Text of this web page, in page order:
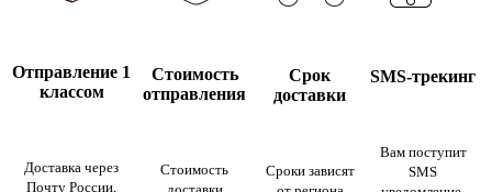
Отправление 1
классом
Доставка через
Почту России,
Стоимость
отправления
Стоимость
доставки
Срок
доставки
Сроки зависят
SMS-трекинг
Вам поступит
SMS